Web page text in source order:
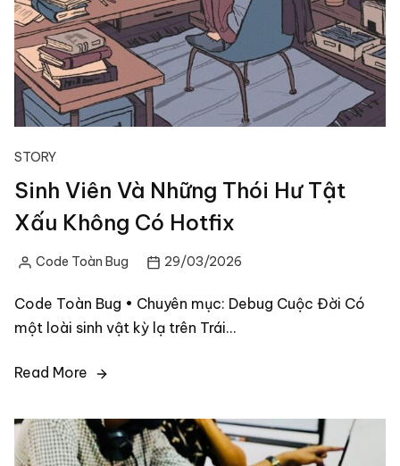
STORY
Sinh Viên Và Những Thói Hư Tật
Xấu Không Có Hotfix
PostedCode Toàn Bug 29/03/2026
Code Toàn Bug • Chuyên mục: Debug Cuộc Đời Có
một loài sinh vật kỳ lạ trên Trái…
Read More